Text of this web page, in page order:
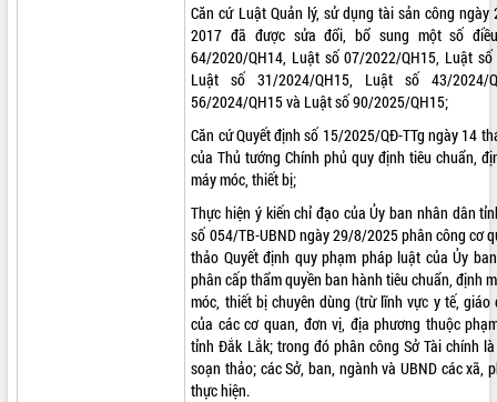
Căn cứ Luật Quản lý, sử dụng tài sản công ngày
2017 đã được sửa đổi, bổ sung một số
64/2020/QH14, Luật số 07/2022/QH15, Luật
Luật số 31/2024/QH15, Luật số 43/2024/
56/2024/QH15 và Luật số 90/2025/QH15;
Căn cứ Quyết định số 15/2025/QĐ-TTg ngày 14
của Thủ tướng Chính phủ quy định tiêu chuẩn,
máy móc, thiết bị;
Thực hiện ý kiến chỉ đạo của Ủy ban nhân dân
số 054/TB-UBND ngày 29/8/2025 phân công cơ
thảo Quyết định quy phạm pháp luật của Ủy
phân cấp thẩm quyền ban hành tiêu chuẩn, định
móc, thiết bị chuyên dùng (trừ lĩnh vực y tế, giáo
của các cơ quan, đơn vị, địa phương thuộc
tỉnh Đắk Lắk; trong đó phân công Sở Tài chính
soạn thảo; các Sở, ban, ngành và UBND các xã,
thực hiện.